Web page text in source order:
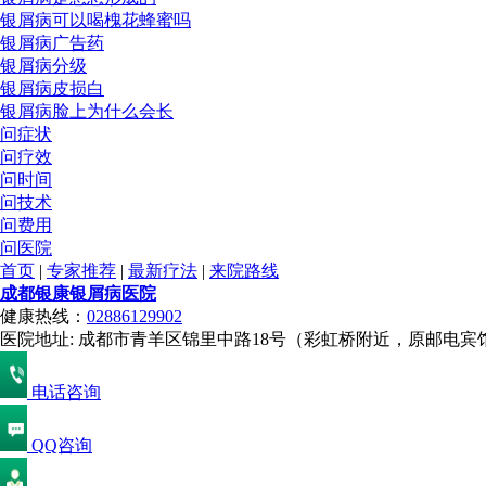
银屑病可以喝槐花蜂蜜吗
银屑病广告药
银屑病分级
银屑病皮损白
银屑病脸上为什么会长
问症状
问疗效
问时间
问技术
问费用
问医院
首页 | 专家推荐 | 最新疗法 | 来院路线
成都银康银屑病医院
健康热线： 02886129902
医院地址: 成都市青羊区锦里中路18号（彩虹桥附近，原邮电宾
电话咨询
QQ咨询